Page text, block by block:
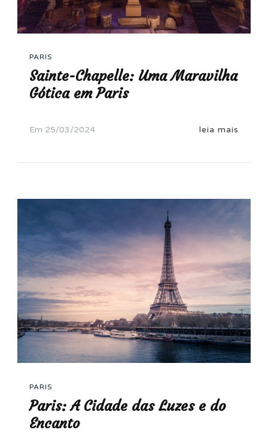
PARIS
Sainte-Chapelle: Uma Maravilha
Gótica em Paris
Em 25/03/2024 leia mais
PARIS
Paris: A Cidade das Luzes e do
Encanto